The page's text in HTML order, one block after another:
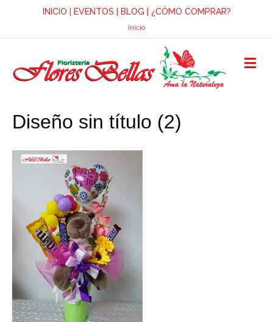
INICIO EVENTOS BLOG ¿CÓMO COMPRAR?
Inicio
M
E
Diseño sin título (2)